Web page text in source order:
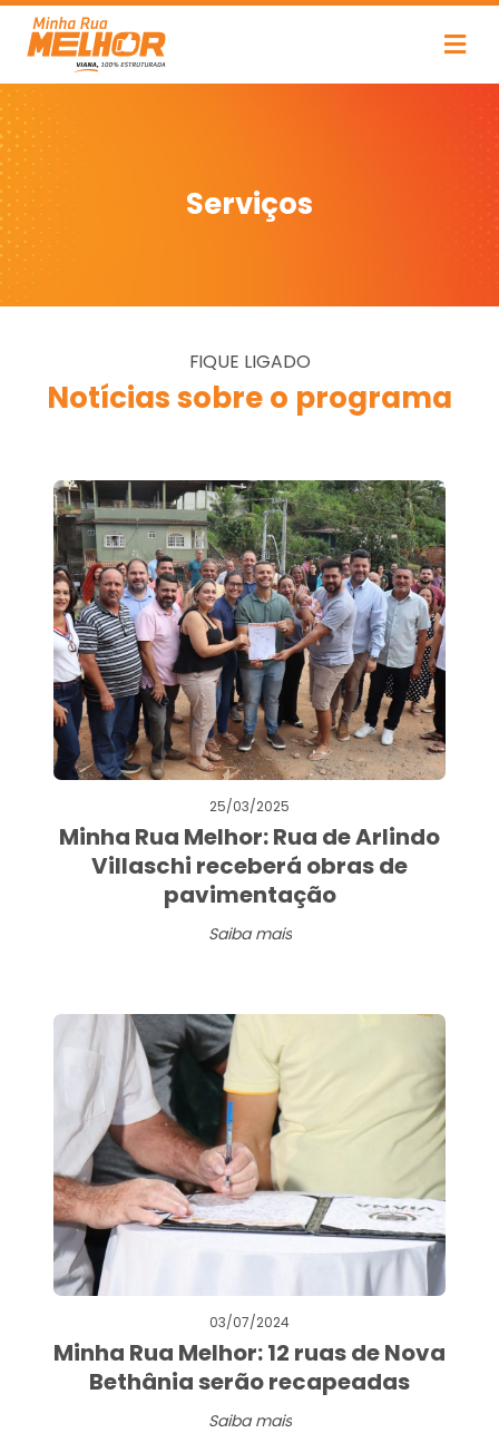
Serviços
FIQUE LIGADO
Notícias sobre o programa
25/03/2025
Minha Rua Melhor: Rua de Arlindo
Villaschi receberá obras de
pavimentação
Saiba mais
03/07/2024
Minha Rua Melhor: 12 ruas de Nova
Bethânia serão recapeadas
Saiba mais